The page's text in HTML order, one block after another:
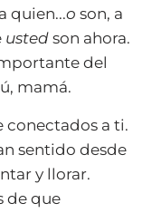
quien...o son, a
ustedson ahora.
del
mamá.
conectados a ti.
sentido desde
y llorar.
de que